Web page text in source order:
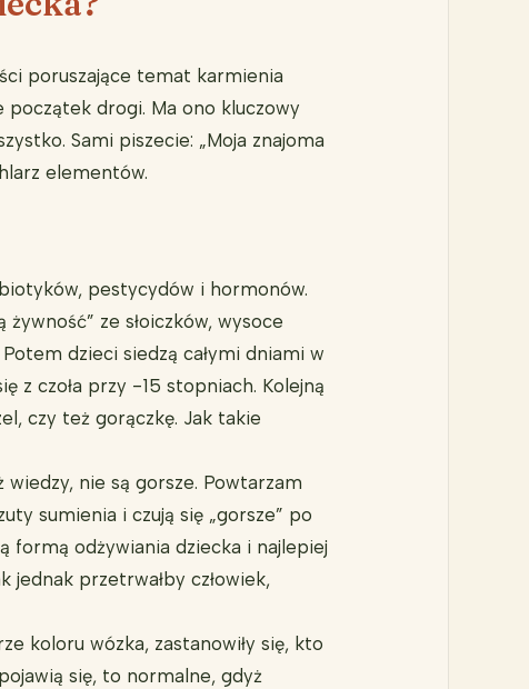
poruszające temat karmienia
drogi. Ma ono kluczowy
Sami piszecie: „Moja znajoma
elementów.
pestycydów i hormonów.
ze słoiczków, wysoce
dzieci siedzą całymi dniami w
z czoła przy -15 stopniach. Kolejną
czy też gorączkę. Jak takie
nie są gorsze. Powtarzam
sumienia i czują się „gorsze” po
formą odżywiania dziecka i najlepiej
jednak przetrwałby człowiek,
koloru wózka, zastanowiły się, kto
się, to normalne, gdyż